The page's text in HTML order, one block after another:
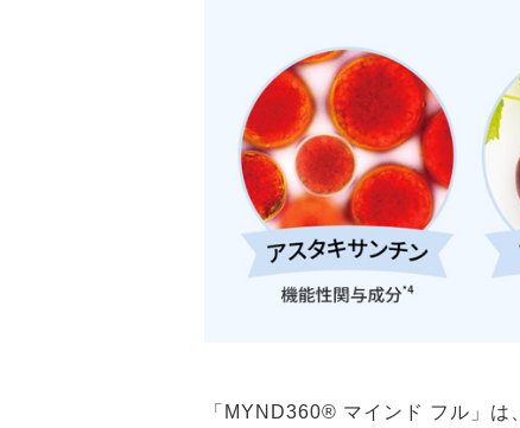
「MYND360® マインド フル」